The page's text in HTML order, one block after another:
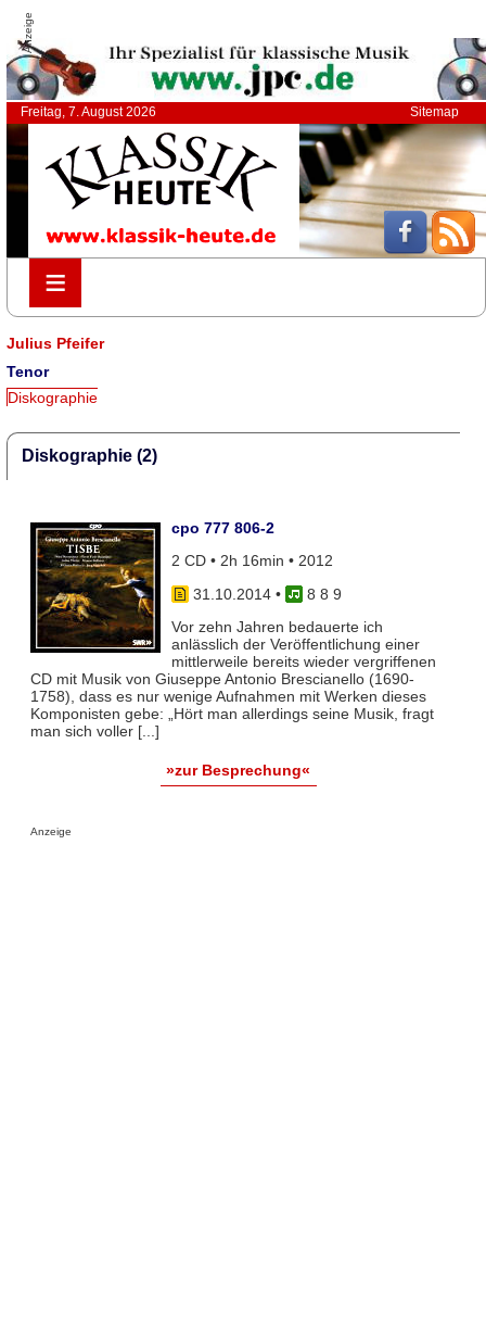
Anzeige
Freitag, 7. August 2026 Sitemap
≡
≡
Julius Pfeifer
Tenor
Diskographie
Diskographie (2)
cpo 777 806-2
2 CD • 2h 16min • 2012
31.10.2014•
8 8 9
Vor zehn Jahren bedauerte ich
anlässlich der Veröffentlichung einer
mittlerweile bereits wieder vergriffenen
CD mit Musik von Giuseppe Antonio Brescianello (1690-
1758), dass es nur wenige Aufnahmen mit Werken dieses
Komponisten gebe: „Hört man allerdings seine Musik, fragt
man sich voller [...]
»zur Besprechung«
Anzeige